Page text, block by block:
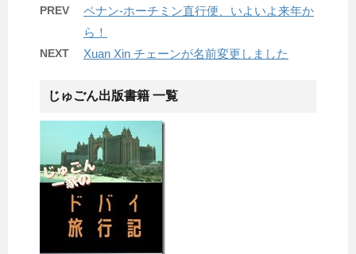
PREV
ペナン-ホーチミン直行便、いよいよ来年か
ら！
NEXT Xuan Xin チェーンが名前変更しました
じゅごん出版書籍 一覧